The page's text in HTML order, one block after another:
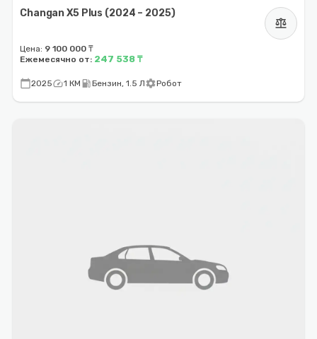
Changan X5 Plus (2024 – 2025)
balance
Цена: 9 100 000 ₸
Ежемесячно от: 247 538 ₸
calendar_today2025speed1 КМ local_gas_stationБензин, 1.5 ЛsettingsРобот